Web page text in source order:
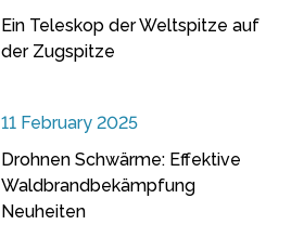
Ein Teleskop der Weltspitze auf
der Zugspitze
11 February 2025
Drohnen Schwärme: Effektive
Waldbrandbekämpfung
Neuheiten